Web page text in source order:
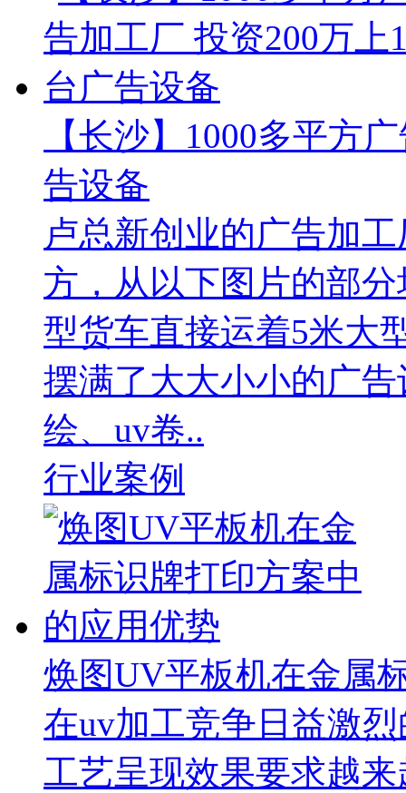
【长沙】1000多平方
告设备
卢总新创业的广告加
方，从以下图片的部
型货车直接运着5米大
摆满了大大小小的广
绘、uv卷..
行业案例
焕图UV平板机在金属
在uv加工竞争日益激
工艺呈现效果要求越